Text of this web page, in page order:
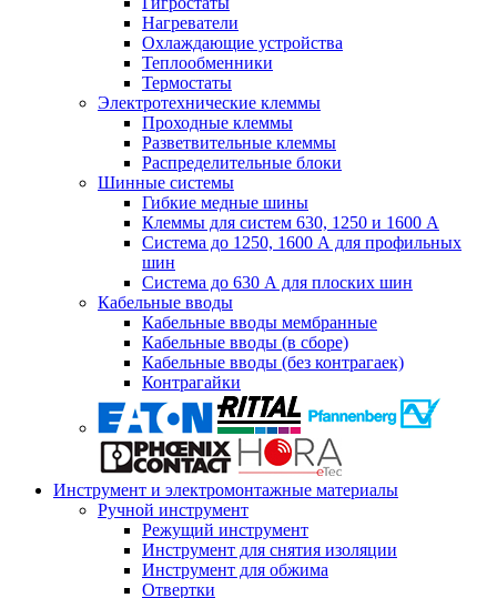
Нагреватели
Охлаждающие устройства
Теплообменники
Термостаты
Электротехнические клеммы
Проходные клеммы
Разветвительные клеммы
Распределительные блоки
Шинные системы
Гибкие медные шины
Клеммы для систем 630, 1250 и 1600 А
Система до 1250, 1600 А для профильных
шин
Система до 630 А для плоских шин
Кабельные вводы
Кабельные вводы мембранные
Кабельные вводы (в сборе)
Кабельные вводы (без контрагаек)
Контрагайки
Инструмент и электромонтажные материалы
Ручной инструмент
Режущий инструмент
Инструмент для снятия изоляции
Инструмент для обжима
Отвертки